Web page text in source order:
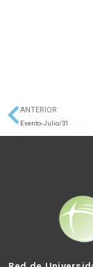
Ant
ANTERIOR
Evento-Julio/31